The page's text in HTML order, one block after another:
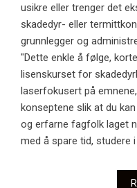
usikre eller trenger det
skadedyr- eller
grunnlegger og
"Dette enkle å følge,
lisenskurset for
laserfokusert på
konseptene slik at du
og erfarne fagfolk laget
med å spare tid, studere